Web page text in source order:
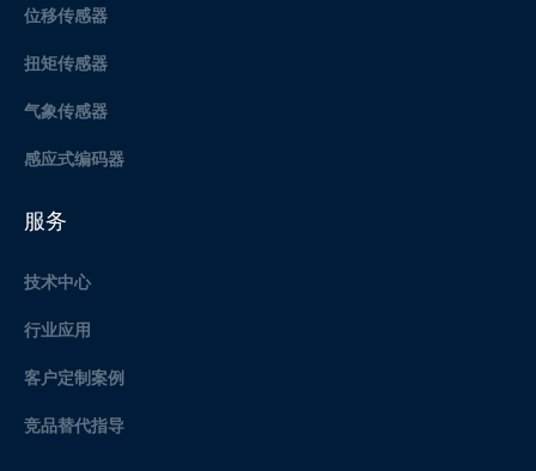
位移传感器
扭矩传感器
气象传感器
感应式编码器
服务
技术中心
行业应用
客户定制案例
竞品替代指导